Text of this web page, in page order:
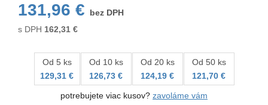
131,96 €
bez DPH
s DPH 162,31 €
Od 5 ks
129,31 €
Od 10 ks
126,73 €
Od 20 ks
124,19 €
Od 50 ks
121,70 €
potrebujete viac kusov? zavoláme vám